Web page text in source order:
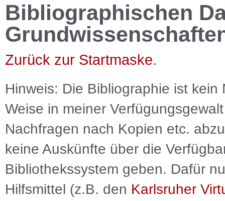
Bibliographischen
Zurück zur Startmaske.
Hinweis: Die Bibliographie ist kein
Weise in meiner
Nachfragen nach Kopien etc.
keine Auskünfte über die
Bibliothekssystem geben. Dafür
Hilfsmittel (z.B. den Karlsruher